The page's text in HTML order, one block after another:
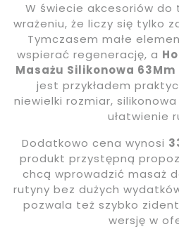
W świecie akcesoriów do
wrażeniu, że liczy się tylko
Tymczasem małe
wspierać regenerację, a
Masażu Silikonowa
jest przykładem
niewielki rozmiar,
ułatwienie
Dodatkowo cena wynosi
produkt przystępną
chcą wprowadzić masaż
rutyny bez dużych
pozwala też szybko
wersję w